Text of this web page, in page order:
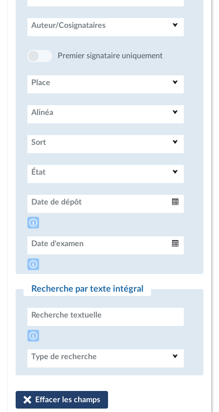
Auteur/Cosignataires
Premier signataire uniquement
Place
Alinéa
Sort
État
Date de dépôt
Date d'examen
Recherche par texte intégral
Recherche textuelle
Type de recherche
Effacer les champs